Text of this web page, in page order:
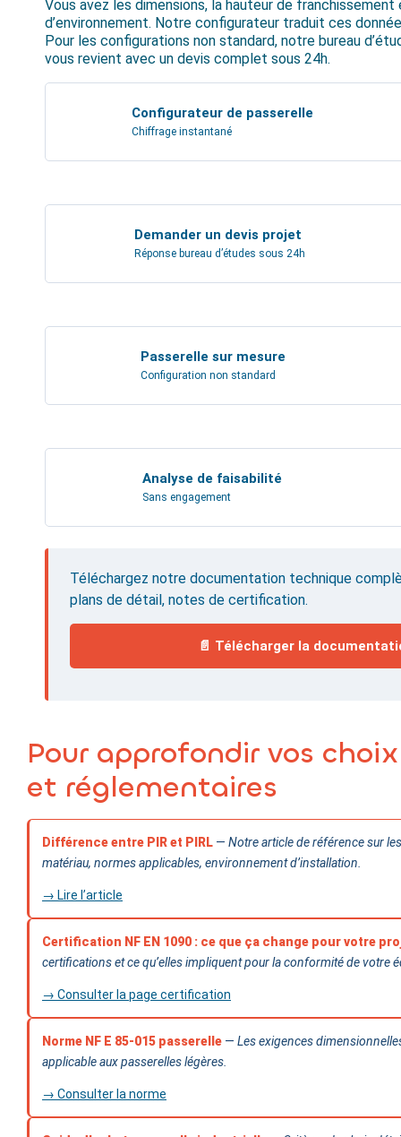
Vous avez les dimensions, la hauteur de
d’environnement. Notre configurateur traduit ces
Pour les configurations non standard, notre bureau
vous revient avec un devis complet sous 24h.
Configurateur de passerelle
Chiffrage instantané
Demander un devis projet
Réponse bureau d’études sous 24h
Passerelle sur mesure
Configuration non standard
Analyse de faisabilité
Sans engagement
Téléchargez notre documentation technique
plans de détail, notes de certification.
📄 Télécharger la
Pour approfondir vos
et réglementaires
Différence entre PIR et PIRL — Notre article de référence sur
matériau, normes applicables, environnement d’installation.
→ Lire l’article
Certification NF EN 1090 : ce que ça change pour votre
certifications et ce qu’elles impliquent pour la conformité de votre
→ Consulter la page certification
Norme NF E 85-015 passerelle — Les exigences
applicable aux passerelles légères.
→ Consulter la norme